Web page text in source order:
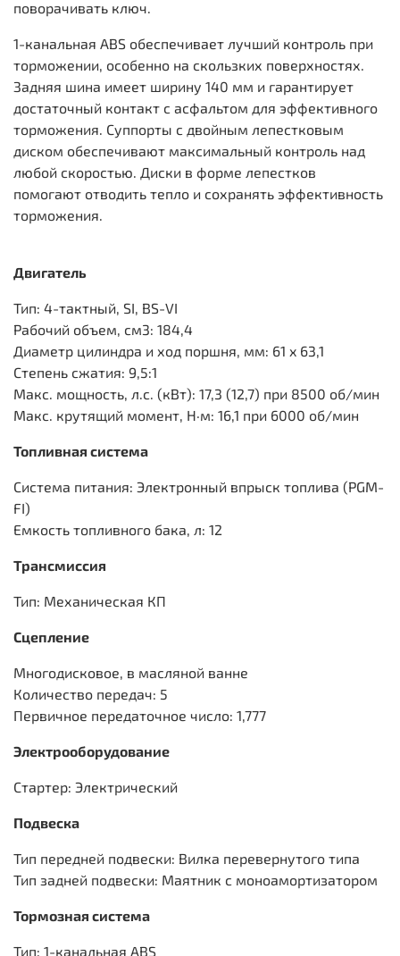
поворачивать ключ.
1-канальная ABS обеспечивает лучший контроль при
торможении, особенно на скользких поверхностях.
Задняя шина имеет ширину 140 мм и гарантирует
достаточный контакт с асфальтом для эффективного
торможения. Суппорты с двойным лепестковым
диском обеспечивают максимальный контроль над
любой скоростью. Диски в форме лепестков
помогают отводить тепло и сохранять эффективность
торможения.
Двигатель
Тип: 4-тактный, SI, BS-VI
Рабочий объем, см3: 184,4
Диаметр цилиндра и ход поршня, мм: 61 x 63,1
Степень сжатия: 9,5:1
Макс. мощность, л.с. (кВт): 17,3 (12,7) при 8500 об/мин
Макс. крутящий момент, Н·м: 16,1 при 6000 об/мин
Топливная система
Система питания: Электронный впрыск топлива (PGM-
FI)
Емкость топливного бака, л: 12
Трансмиссия
Тип: Механическая КП
Сцепление
Многодисковое, в масляной ванне
Количество передач: 5
Первичное передаточное число: 1,777
Электрооборудование
Стартер: Электрический
Подвеска
Тип передней подвески: Вилка перевернутого типа
Тип задней подвески: Маятник с моноамортизатором
Тормозная система
Тип: 1-канальная ABS